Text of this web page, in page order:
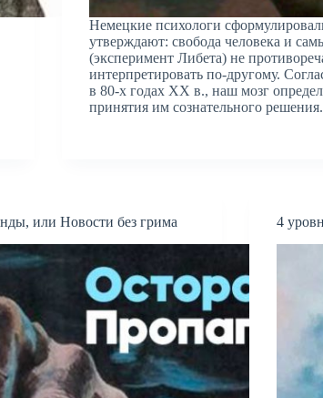
Немецкие психологи
утверждают: свобода человека и
(эксперимент Либета) не
интерпретировать по-другому.
в 80-х годах ХХ в., наш мозг
принятия им сознательного
или Новости без грима 4